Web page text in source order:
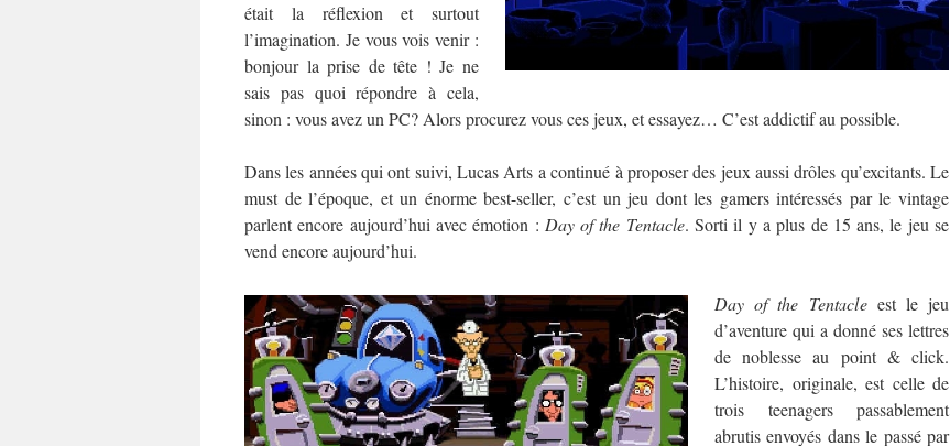
était la réflexion et surtout
l’imagination. Je vous vois venir :
bonjour la prise de tête ! Je ne
sais pas quoi répondre à cela,
sinon : vous avez un PC? Alors procurez vous ces jeux, et essayez… C’est addictif au possible.
Dans les années qui ont suivi, Lucas Arts a continué à proposer des jeux aussi drôles qu’excitants. Le
must de l’époque, et un énorme best-seller, c’est un jeu dont les gamers intéressés par le vintage
parlent encore aujourd’hui avec émotion : Day of the Tentacle. Sorti il y a plus de 15 ans, le jeu se
vend encore aujourd’hui.
Day of the Tentacleest le jeu
d’aventure qui a donné ses lettres
de noblesse au point & click.
L’histoire, originale, est celle de
trois teenagers passablement
abrutis envoyés dans le passé par